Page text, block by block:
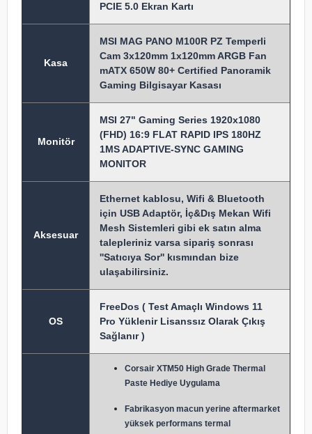
PCIE 5.0 Ekran Kartı
Kasa
MSI MAG PANO M100R PZ Temperli
Cam 3x120mm 1x120mm ARGB Fan
mATX 650W 80+ Certified Panoramik
Gaming Bilgisayar Kasası
Monitör
MSI 27" Gaming Series 1920x1080
(FHD) 16:9 FLAT RAPID IPS 180HZ
1MS ADAPTIVE-SYNC GAMING
MONITOR
Aksesuar
Ethernet kablosu, Wifi & Bluetooth
için USB Adaptör, İç&Dış Mekan Wifi
Mesh Sistemleri gibi ek satın alma
talepleriniz varsa sipariş sonrası
''Satıcıya Sor'' kısmından bize
ulaşabilirsiniz.
OS
FreeDos ( Test Amaçlı Windows 11
Pro Yüklenir Lisanssız Olarak Çıkış
Sağlanır )
Corsair XTM50 High Grade Thermal
Paste Hediye Uygulama
Fabrikasyon macun yerine aftermarket
yüksek performans termal